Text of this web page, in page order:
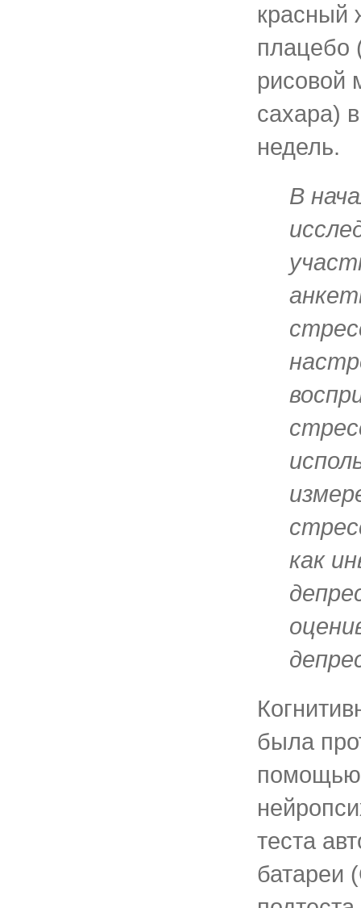
красный
плацебо
рисовой
сахара)
недель.
В
как
была
помощью
теста
батареи